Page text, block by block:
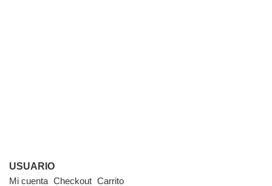
USUARIO
Mi cuenta Checkout Carrito